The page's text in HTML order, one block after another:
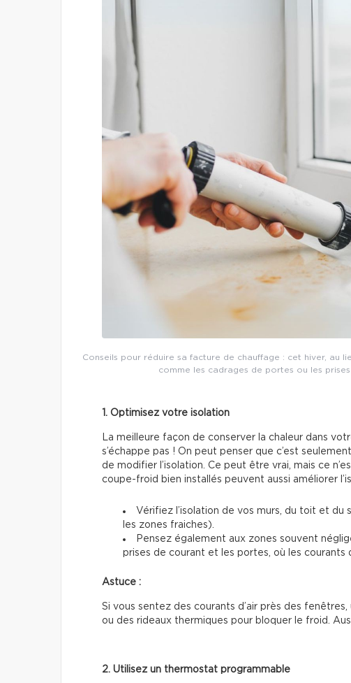
Conseils pour réduire sa facture de chauffage : cet hiver, au
comme les cadrages de portes ou les
1. Optimisez votre isolation
La meilleure façon de conserver la chaleur dans
s’échappe pas ! On peut penser que c’est
de modifier l’isolation. Ce peut être vrai, mais ce
coupe-froid bien installés peuvent aussi améliorer
Vérifiez l’isolation de vos murs, du toit et du
les zones fraiches).
Pensez également aux zones souvent
prises de courant et les portes, où les courants
Astuce :
Si vous sentez des courants d’air près des
ou des rideaux thermiques pour bloquer le froid.
2. Utilisez un thermostat programmable